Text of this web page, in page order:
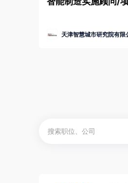
天津智慧城市研究院有限